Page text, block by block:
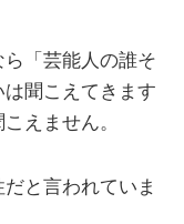
「芸能人の誰そ
聞こえてきます
えません。
と言われていま